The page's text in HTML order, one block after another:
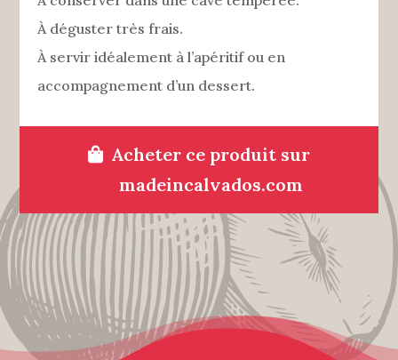
À déguster très frais.
À servir idéalement à l’apéritif ou en
accompagnement d’un dessert.
Acheter ce produit sur
madeincalvados.com